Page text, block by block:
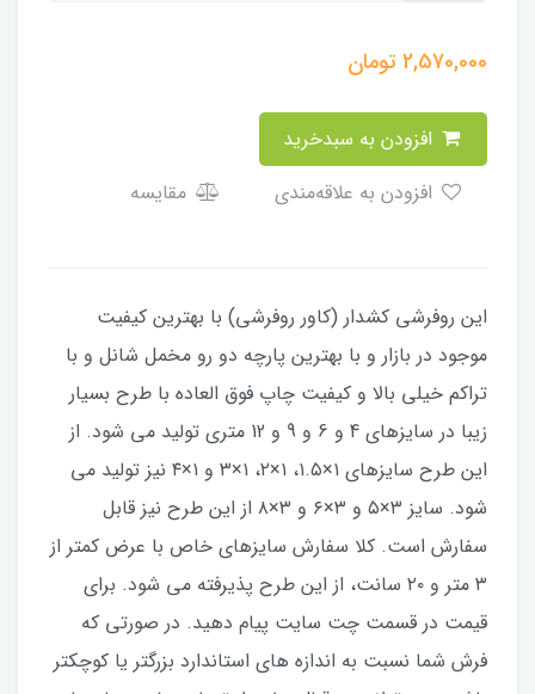
2,570,000تومان
مقایسه
​​​​​​​​این روفرشی کشدار (کاور روفرشی) با بهترین کیفیت
موجود در بازار و با بهترین پارچه دو رو مخمل شانل و با
تراکم خیلی بالا و کیفیت چاپ فوق العاده با طرح بسیار
زیبا در سایزهای 4 و 6 و 9 و 12 متری تولید می شود. از
این طرح سایزهای ۱×۱.۵، ۱×۲، ۱×۳ و ۱×۴ نیز تولید می
شود. سایز ۳×۵ و ۳×۶ و ۳×۸ از این طرح نیز قابل
سفارش است. کلا سفارش سایزهای خاص با عرض کمتر از
۳ متر و ۲۰ سانت، از این طرح پذیرفته می شود. برای
قیمت در قسمت چت سایت پیام دهید. در صورتی که
فرش شما نسبت به اندازه های استاندارد بزرگتر یا کوچکتر